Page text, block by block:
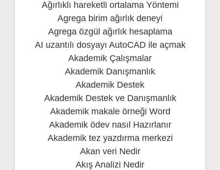
Ağırlıklı hareketli ortalama Yöntemi
Agrega birim ağırlık deneyi
Agrega özgül ağırlık hesaplama
AI uzantılı dosyayı AutoCAD ile açmak
Akademik Çalışmalar
Akademik Danışmanlık
Akademik Destek
Akademik Destek ve Danışmanlık
Akademik makale örneği Word
Akademik ödev nasıl Hazırlanır
Akademik tez yazdırma merkezi
Akan veri Nedir
Akış Analizi Nedir